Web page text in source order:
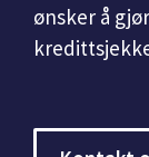
ønsker å